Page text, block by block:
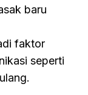
baru
faktor
seperti